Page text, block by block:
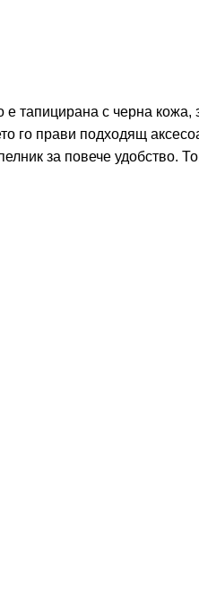
тапицирана с черна
го прави подходящ
за повече удобство.